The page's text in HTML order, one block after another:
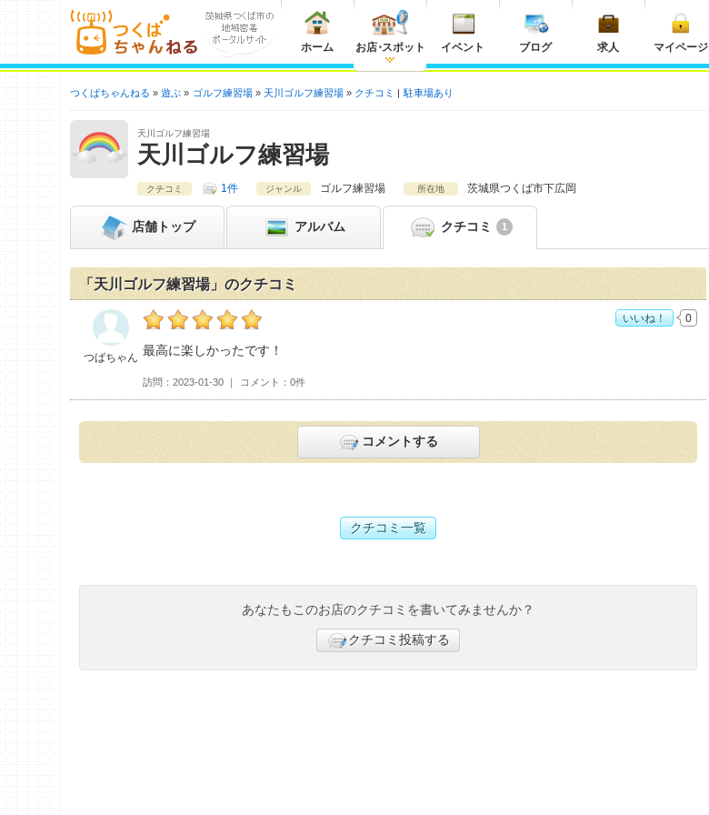
ホーム お店・スポット イベント ブログ 求人 マイページ
つくばちゃんねる 遊ぶ ゴルフ練習場 天川ゴルフ練習場 クチコミ 駐車場あり
天川ゴルフ練習場
天川ゴルフ練習場
クチコミ 1件 ジャンル ゴルフ練習場 所在地 茨城県つくば市下広岡
店舗 トップ アルバム クチコミ 1
「天川ゴルフ練習場」のクチコミ
つばちゃんの天川ゴルフ練習場おすすめ度：
最高に楽しかったです！
訪問 2023-01-30 コメント 0件
つばちゃん
いいね！ 0
コメントする
クチコミ一覧
あなたもこのお店のクチコミを書いてみませんか？
クチコミ投稿する